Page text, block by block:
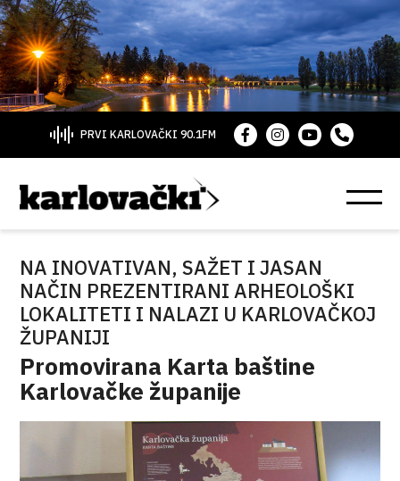
PRVI KARLOVAČKI 90.1FM
NA INOVATIVAN, SAŽET I JASAN
NAČIN PREZENTIRANI ARHEOLOŠKI
LOKALITETI I NALAZI U KARLOVAČKOJ
ŽUPANIJI
Promovirana Karta baštine
Karlovačke županije